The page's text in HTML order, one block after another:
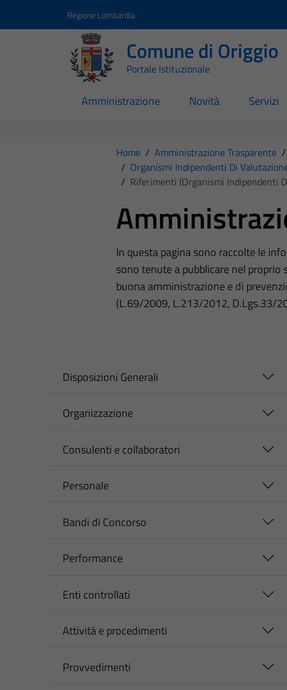
Regione Lombardia
Comune di Origgio
Portale Istituzionale
Amministrazione Novità Servizi
Home / Amministrazione Trasparente /
/ Organismi Indipendenti Di
/ Riferimenti (Organismi Indipendenti
In questa pagina sono raccolte le
sono tenute a pubblicare nel
buona amministrazione e di
(L.69/2009, L.213/2012, D.Lgs.33/
Disposizioni Generali
Organizzazione
Consulenti e collaboratori
Personale
Bandi di Concorso
Performance
Enti controllati
Attività e procedimenti
Provvedimenti